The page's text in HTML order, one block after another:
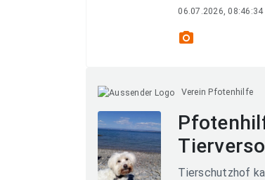
06.07.2026, 08:46:34
photo_camera
Verein Pfotenhilfe
Tierschutzhof